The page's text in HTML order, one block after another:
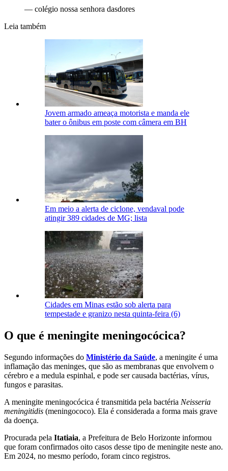
— colégio nossa senhora dasdores
Leia também
Jovem armado ameaça motorista e manda ele
bater o ônibus em poste com câmera em BH
Em meio a alerta de ciclone, vendaval pode
atingir 389 cidades de MG; lista
Cidades em Minas estão sob alerta para
tempestade e granizo nesta quinta-feira (6)
O que é meningite meningocócica?
Segundo informações do Ministério da Saúde, a meningite é uma
inflamação das meninges, que são as membranas que envolvem o
cérebro e a medula espinhal, e pode ser causada bactérias, vírus,
fungos e parasitas.
A meningite meningocócica é transmitida pela bactéria Neisseria
meningitidis (meningococo). Ela é considerada a forma mais grave
da doença.
Procurada pela Itatiaia, a Prefeitura de Belo Horizonte informou
que foram confirmados oito casos desse tipo de meningite neste ano.
Em 2024, no mesmo período, foram cinco registros.